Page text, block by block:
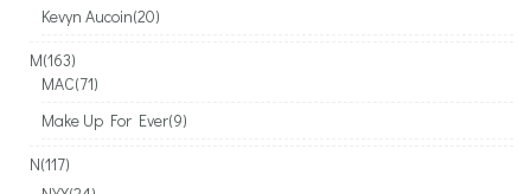
Kevyn Aucoin(20)
M(163)
MAC(71)
Make Up For Ever(9)
N(117)